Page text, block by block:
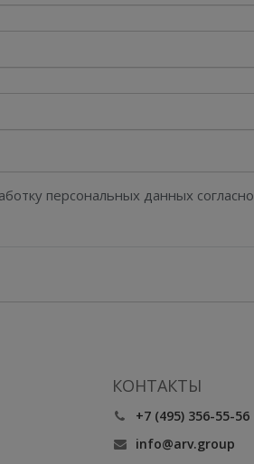
персональных данных согласно
КОНТАКТЫ
+7 (495) 356-55-56
info@arv.group